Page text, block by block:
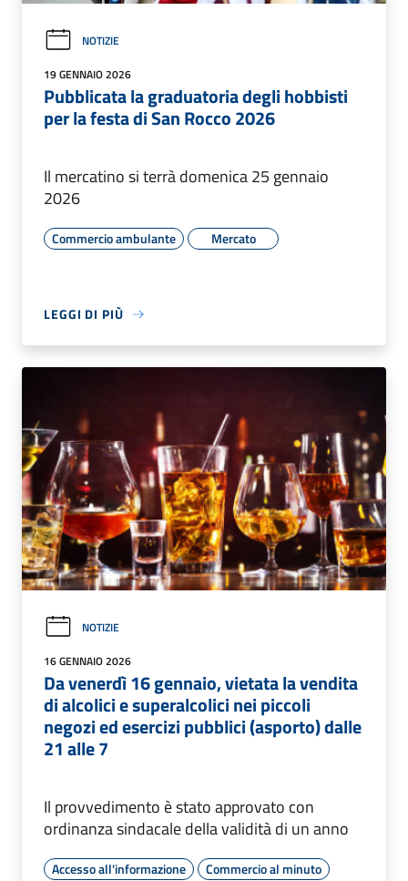
NOTIZIE
19 GENNAIO 2026
Pubblicata la graduatoria degli hobbisti
per la festa di San Rocco 2026
Il mercatino si terrà domenica 25 gennaio
2026
Commercio ambulante Mercato
LEGGI DI PIÙ
NOTIZIE
16 GENNAIO 2026
Da venerdì 16 gennaio, vietata la vendita
di alcolici e superalcolici nei piccoli
negozi ed esercizi pubblici (asporto) dalle
21 alle 7
Il provvedimento è stato approvato con
ordinanza sindacale della validità di un anno
Accesso all'informazione Commercio al minuto